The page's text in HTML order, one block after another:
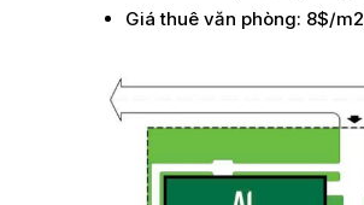
Giá thuê văn phòng: 8$/m2